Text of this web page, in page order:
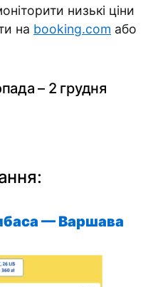
низькі ціни
на booking.com або
– 2 грудня
— Варшава